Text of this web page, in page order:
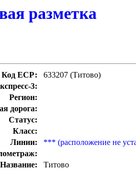
разметка
Код ЕСР:
633207 (Титово)
3:
Регион:
дорога:
Статус:
Класс:
Линии:
*** (расположение не
Название:
Титово